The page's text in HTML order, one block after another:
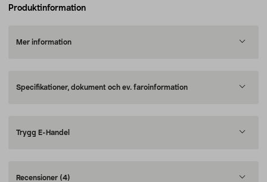
Produktinformation
Mer information
Specifikationer, dokument och ev. faroinformation
Trygg E-Handel
Recensioner (4)